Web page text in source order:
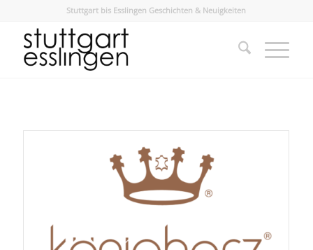
Stuttgart bis Esslingen Geschichten & Neuigkeiten